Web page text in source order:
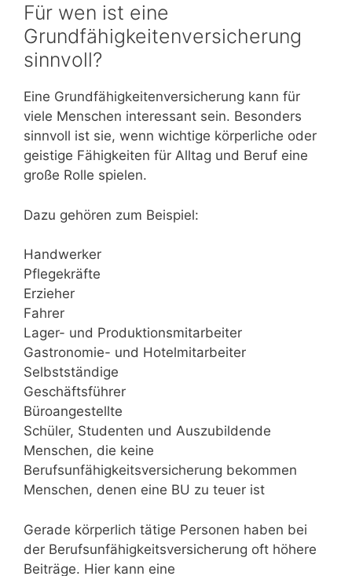
Für wen ist eine
Grundfähigkeitenversicherung
sinnvoll?
Eine Grundfähigkeitenversicherung kann für
viele Menschen interessant sein. Besonders
sinnvoll ist sie, wenn wichtige körperliche oder
geistige Fähigkeiten für Alltag und Beruf eine
große Rolle spielen.
Dazu gehören zum Beispiel:
Handwerker
Pflegekräfte
Erzieher
Fahrer
Lager- und Produktionsmitarbeiter
Gastronomie- und Hotelmitarbeiter
Selbstständige
Geschäftsführer
Büroangestellte
Schüler, Studenten und Auszubildende
Menschen, die keine
Berufsunfähigkeitsversicherung bekommen
Menschen, denen eine BU zu teuer ist
Gerade körperlich tätige Personen haben bei
der Berufsunfähigkeitsversicherung oft höhere
Beiträge. Hier kann eine